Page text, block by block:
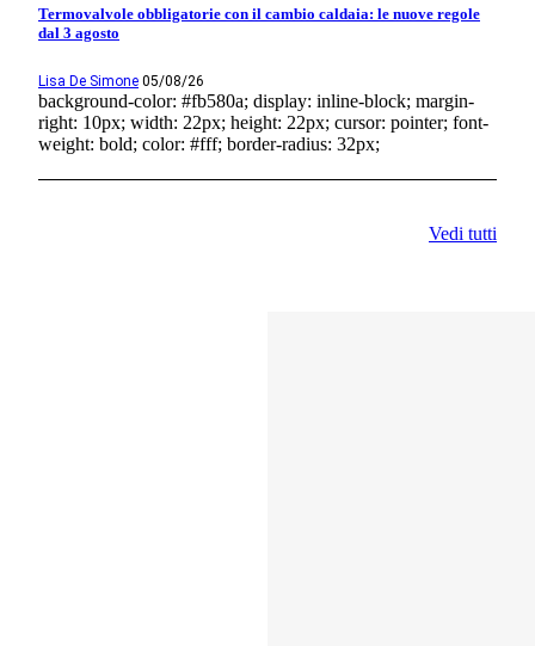
Termovalvole obbligatorie con il cambio caldaia: le nuove regole
dal 3 agosto
Lisa De Simone 05/08/26
background-color: #fb580a; display: inline-block; margin-
right: 10px; width: 22px; height: 22px; cursor: pointer; font-
weight: bold; color: #fff; border-radius: 32px;
Vedi tutti